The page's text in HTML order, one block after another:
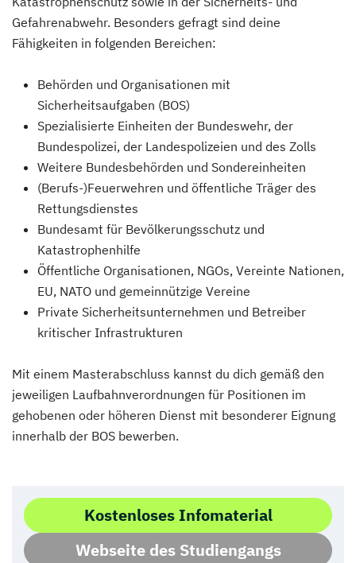
Gefahrenabwehr. Besonders gefragt sind deine
Fähigkeiten in folgenden Bereichen:
Behörden und Organisationen mit
Sicherheitsaufgaben (BOS)
Spezialisierte Einheiten der Bundeswehr, der
Bundespolizei, der Landespolizeien und des Zolls
Weitere Bundesbehörden und Sondereinheiten
(Berufs-)Feuerwehren und öffentliche Träger des
Rettungsdienstes
Bundesamt für Bevölkerungsschutz und
Katastrophenhilfe
Öffentliche Organisationen, NGOs, Vereinte Nationen,
EU, NATO und gemeinnützige Vereine
Private Sicherheitsunternehmen und Betreiber
kritischer Infrastrukturen
Mit einem Masterabschluss kannst du dich gemäß den
jeweiligen Laufbahnverordnungen für Positionen im
gehobenen oder höheren Dienst mit besonderer Eignung
innerhalb der BOS bewerben.
Kostenloses Infomaterial
Webseite des Studiengangs